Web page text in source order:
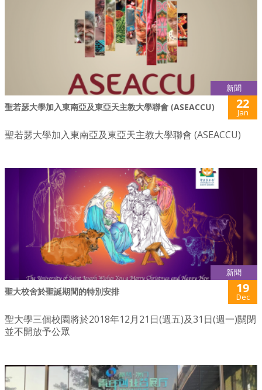
新聞
聖若瑟大學加入東南亞及東亞天主教大學聯會 (ASEACCU) 22
Jan
聖若瑟大學加入東南亞及東亞天主教大學聯會 (ASEACCU)
新聞
聖大校舍於聖誕期間的特別安排 19
Dec
聖大學三個校園將於2018年12月21日(週五)及31日(週一)關閉
並不開放予公眾